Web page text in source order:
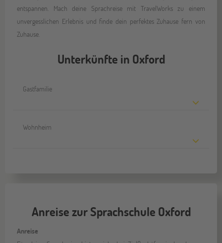
entspannen. Mach deine Sprachreise mit TravelWorks zu einem
unvergesslichen Erlebnis und finde dein perfektes Zuhause fern von
Zuhause.
Unterkünfte in Oxford
Gastfamilie
Wohnheim
Anreise zur Sprachschule Oxford
Anreise